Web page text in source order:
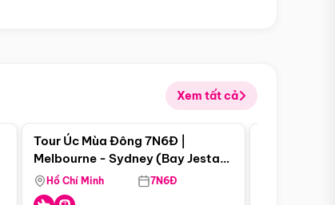
Xem tất cả
Điểm nổi bật
Tour Úc Mùa Đông 7N6Đ |
Melbourne - Sydney (Bay Jestar
Airways)
Hồ Chí Minh 7N6Đ